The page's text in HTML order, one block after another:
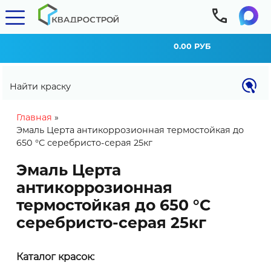
Найти краску
0.00 РУБ
You are here
Главная »
Эмаль Церта антикоррозионная термостойкая до
650 °С серебристо-серая 25кг
Эмаль Церта
антикоррозионная
термостойкая до 650 °С
серебристо-серая 25кг
Каталог красок: